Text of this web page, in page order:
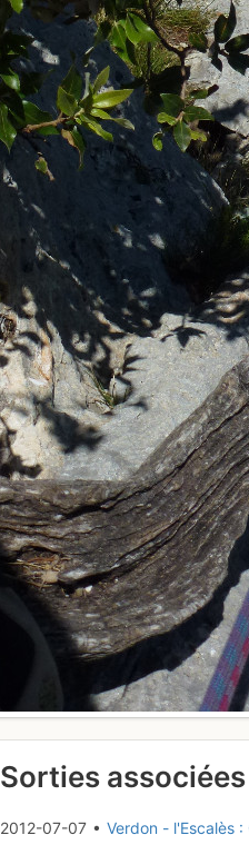
Sorties associées
2012-07-07 •Verdon - l'Escalès :